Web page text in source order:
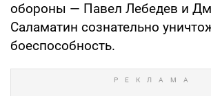
обороны — Павел Лебедев и
Саламатин сознательно
боеспособность.